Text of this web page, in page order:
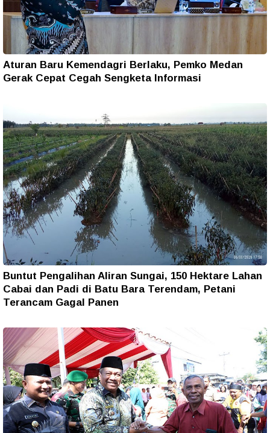
Aturan Baru Kemendagri Berlaku, Pemko Medan
Gerak Cepat Cegah Sengketa Informasi
Buntut Pengalihan Aliran Sungai, 150 Hektare Lahan
Cabai dan Padi di Batu Bara Terendam, Petani
Terancam Gagal Panen